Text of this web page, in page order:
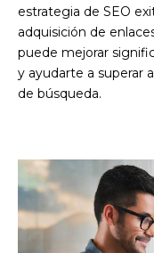
estrategia de SEO
adquisición de
puede mejorar
y ayudarte a superar
de búsqueda.